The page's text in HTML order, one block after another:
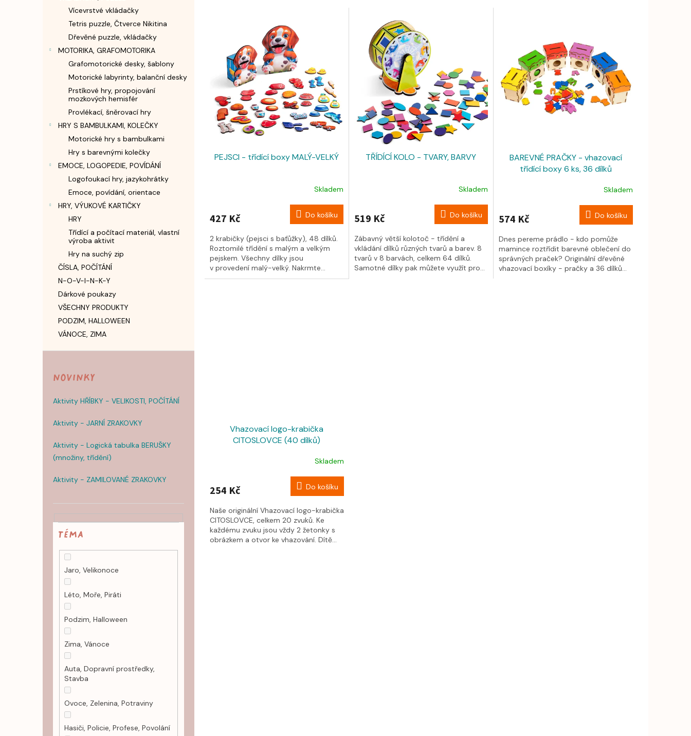
Vícevrstvé vkládačky
Tetris puzzle, Čtverce Nikitina
Dřevěné puzzle, vkládačky
MOTORIKA, GRAFOMOTORIKA
Grafomotorické desky, šablony
Motorické labyrinty, balanční desky
Prstíkové hry, propojování
mozkových hemisfér
Provlékací, šněrovací hry
HRY S BAMBULKAMI, KOLEČKY
Motorické hry s bambulkami
Hry s barevnými kolečky
EMOCE, LOGOPEDIE, POVÍDÁNÍ
Logofoukací hry, jazykohrátky
Emoce, povídání, orientace
HRY, VÝUKOVÉ KARTIČKY
HRY
Třídící a počítací materiál, vlastní
výroba aktivit
Hry na suchý zip
ČÍSLA, POČÍTÁNÍ
N-O-V-I-N-K-Y
Dárkové poukazy
VŠECHNY PRODUKTY
PODZIM, HALLOWEEN
VÁNOCE, ZIMA
Novinky
Aktivity HŘÍBKY - VELIKOSTI, POČÍTÁNÍ
Aktivity - JARNÍ ZRAKOVKY
Aktivity - Logická tabulka BERUŠKY
(množiny, třídění)
Aktivity - ZAMILOVANÉ ZRAKOVKY
TÉMA
Jaro, Velikonoce
Léto, Moře, Piráti
Podzim, Halloween
Zima, Vánoce
Auta, Dopravní prostředky,
Stavba
Ovoce, Zelenina, Potraviny
Hasiči, Policie, Profese, Povolání
PEJSCI - třídící boxy MALÝ-VELKÝ
Skladem
427 Kč Do košíku
2 krabičky (pejsci s baťůžky), 48 dílků.
Roztomilé třídění s malým a velkým
pejskem. Všechny dílky jsou
v provedení malý-velký. Nakrmte...
TŘÍDÍCÍ KOLO - TVARY, BARVY
Skladem
519 Kč Do košíku
Zábavný větší kolotoč - třídění a
vkládání dílků různých tvarů a barev. 8
tvarů v 8 barvách, celkem 64 dílků.
Samotné dílky pak můžete využít pro...
BAREVNÉ PRAČKY - vhazovací
třídící boxy 6 ks, 36 dílků
Skladem
574 Kč Do košíku
Dnes pereme prádlo - kdo pomůže
mamince roztřídit barevné oblečení do
správných praček? Originální dřevěné
vhazovací boxíky - pračky a 36 dílků...
Vhazovací logo-krabička
CITOSLOVCE (40 dílků)
Skladem
254 Kč Do košíku
Naše originální Vhazovací logo-krabička
CITOSLOVCE, celkem 20 zvuků. Ke
každému zvuku jsou vždy 2 žetonky s
obrázkem a otvor ke vhazování. Dítě...